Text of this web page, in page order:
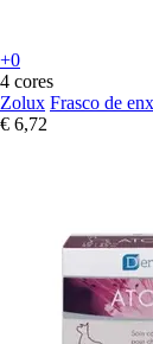
+0
4 cores
Zolux Frasco de
€ 6,72